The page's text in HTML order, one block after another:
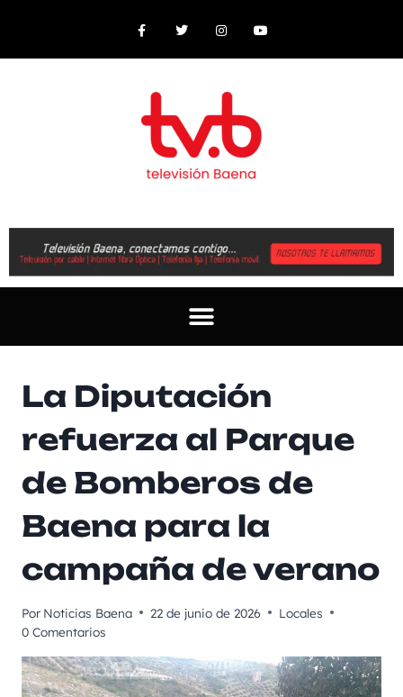
La Diputación
refuerza al Parque
de Bomberos de
Baena para la
campaña de verano
Por Noticias Baena 22 de junio de 2026
Locales
0 Comentarios